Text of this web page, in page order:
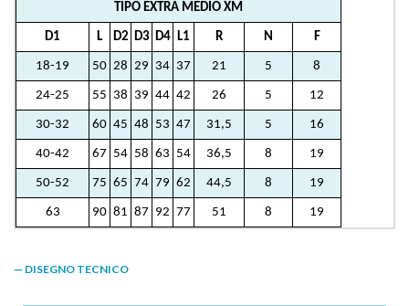
TIPO EXTRA MEDIO XM
D1 L D2 D3 D4 L1 R N F
18-19 50 28 29 34 37 21 5 8
24-25 55 38 39 44 42 26 5 12
30-32 60 45 48 53 47 31,5 5 16
40-42 67 54 58 63 54 36,5 8 19
50-52 75 65 74 79 62 44,5 8 19
63 90 81 87 92 77 51 8 19
— DISEGNO TECNICO